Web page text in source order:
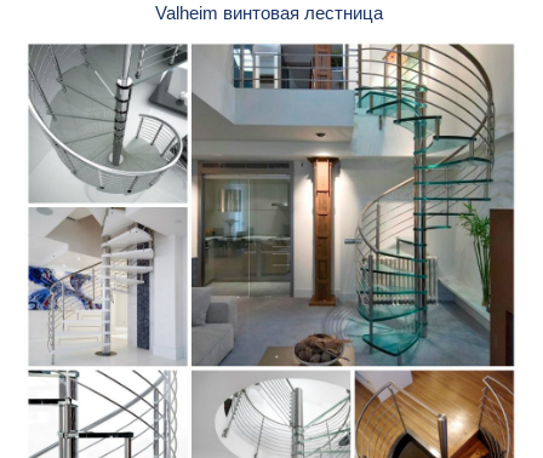
Valheim винтовая лестница